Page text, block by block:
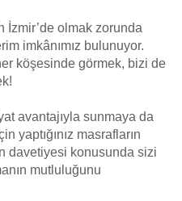
İzmir’de olmak zorunda
imkânımız bulunuyor.
köşesinde görmek, bizi de
avantajıyla sunmaya da
yaptığınız masrafların
davetiyesi konusunda sizi
mutluluğunu